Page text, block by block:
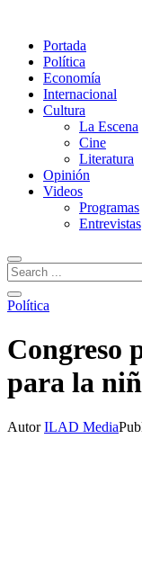
Portada
Política
Economía
Internacional
Cultura
La Escena
Cine
Literatura
Opinión
Videos
Programas
Entrevistas
Política
Congreso
para la
AutorILAD Media